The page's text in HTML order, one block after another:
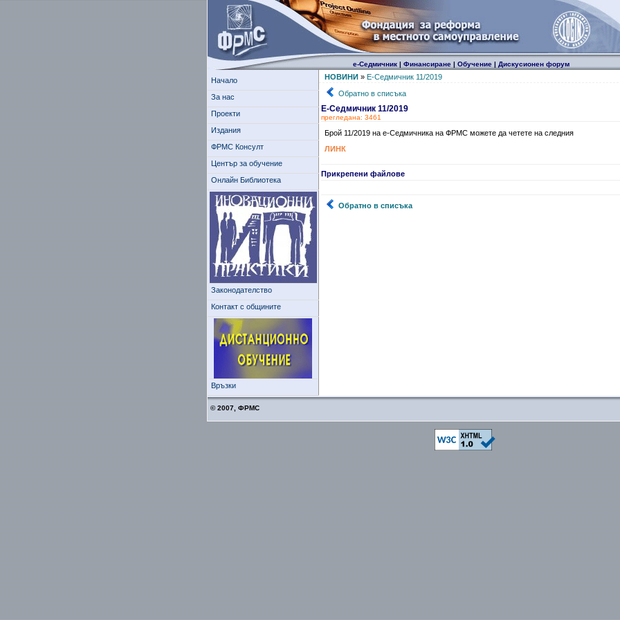
е-Седмичник| Финансиране| Обучение| Дискусионен форум
Начало
За нас
Проекти
Издания
ФРМС Консулт
Център за обучение
Онлайн Библиотека
Законодателство
Контакт с общините
Връзки
НОВИНИ» Е-Седмичник 11/2019
Обратно в списъка
Е-Седмичник 11/2019
прегледана: 3461
Брой 11/2019 на е-Седмичника на ФРМС можете да четете на следния
ЛИНК
Прикрепени файлове
Обратно в списъка
© 2007, ФРМС